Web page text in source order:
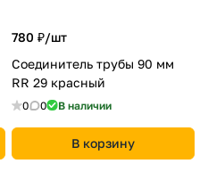
780 ₽/шт
Соединитель трубы 90 мм
RR 29 красный
0 0 В наличии
В корзину